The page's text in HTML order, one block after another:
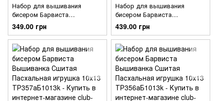
Набор для вышивания
бисером Барвиста
Вышиванка Сшитая
Пасхальная игрушка 10х13
ТР359аБ1013k
349.00 грн
Набор для вышивания
бисером Барвиста
Вышиванка Сшитая
Пасхальная игрушка 10х13
ТР358аБ1013k
439.00 грн